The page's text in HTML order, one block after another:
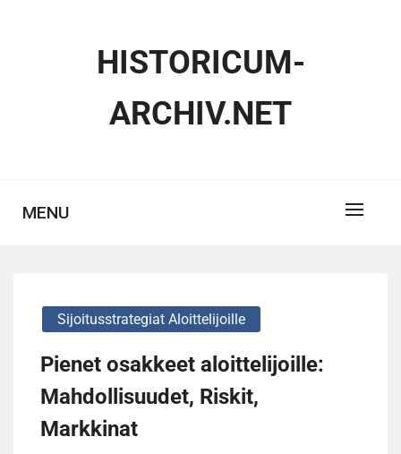
HISTORICUM-
ARCHIV.NET
MENU
Sijoitusstrategiat Aloittelijoille
Pienet osakkeet aloittelijoille:
Mahdollisuudet, Riskit,
Markkinat